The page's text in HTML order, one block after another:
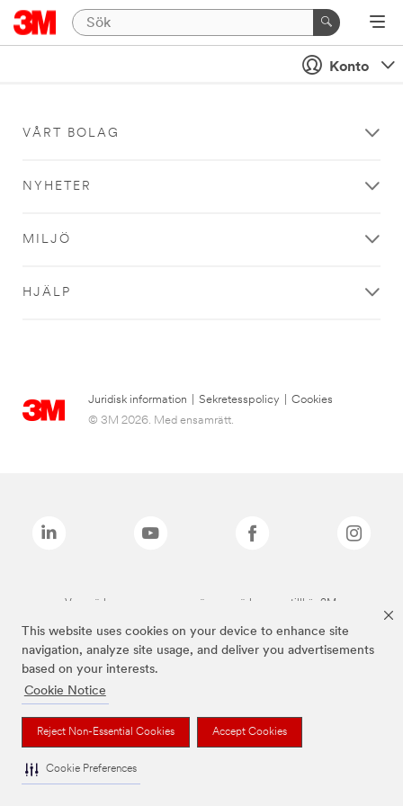
This website uses cookies on your device to enhance site
navigation, analyze site usage, and deliver you advertisements
based on your interests.
Cookie Notice
Reject Non-Essential Cookies Accept Cookies
Cookie Preferences
Konto
VÅRT BOLAG
NYHETER
MILJÖ
HJÄLP
Juridisk information Sekretesspolicy
Cookies
© 3M 2026. Med ensamrätt.
Varumärken som anges ovan är varumärken som tillhör 3M.